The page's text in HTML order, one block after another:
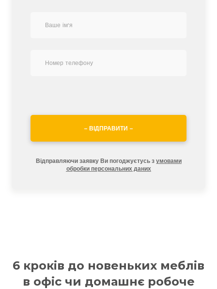
– ВІДПРАВИТИ –
Відправляючи заявку Ви погоджуєтусь з умовами
обробки персональних даних
6 кроків до новеньких меблів
в офіс чи домашнє робоче